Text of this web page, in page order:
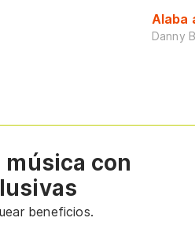
Alaba
Danny
con
beneficios.